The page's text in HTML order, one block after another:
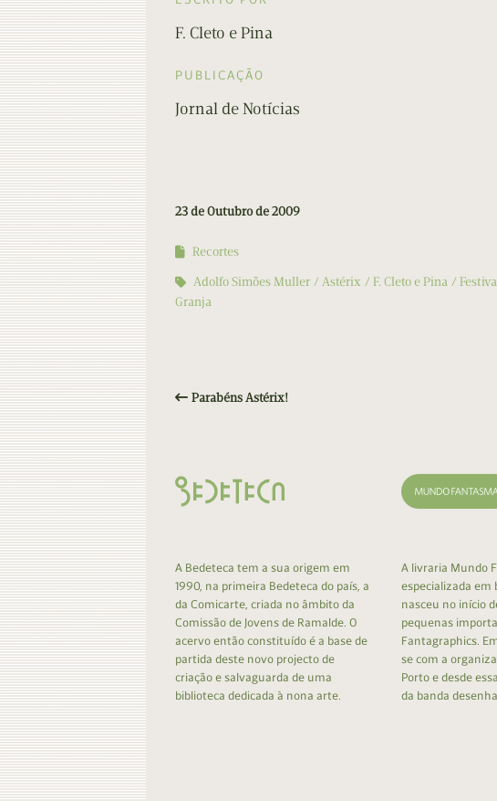
F. Cleto e Pina
PUBLICAÇÃO
Jornal de Notícias
23 de Outubro de 2009
Recortes
Adolfo Simões Muller
Astérix F. Cleto e Pina
Granja
Parabéns Astérix!
A Bedeteca tem a sua origem em
1990, na primeira Bedeteca do país, a
da Comicarte, criada no âmbito da
Comissão de Jovens de Ramalde. O
acervo então constituído é a base de
partida deste novo projecto de
criação e salvaguarda de uma
biblioteca dedicada à nona arte.
A livraria Mundo
especializada em
nasceu no início
pequenas
Fantagraphics.
se com a
Porto e desde
da banda